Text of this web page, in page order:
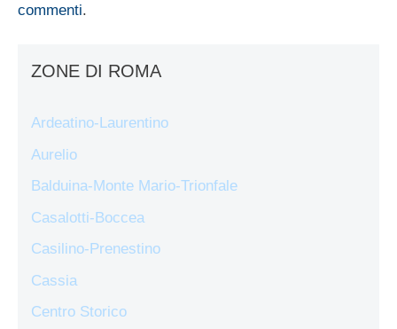
commenti.
ZONE DI ROMA
Ardeatino-Laurentino
Aurelio
Balduina-Monte Mario-Trionfale
Casalotti-Boccea
Casilino-Prenestino
Cassia
Centro Storico